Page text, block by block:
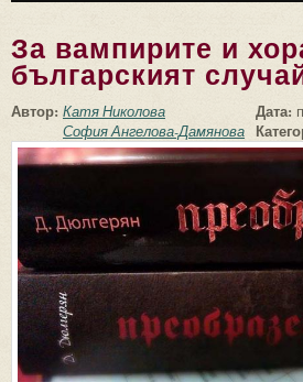
За вампирите и
българският
Автор: Катя Николова
София Ангелова-Дамянова
Дата: